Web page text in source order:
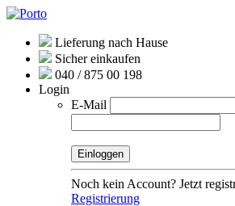
Lieferung nach Hause
Sicher einkaufen
040 / 875 00 198
Login
E-Mail
Noch kein Account? Jetzt
Registrierung